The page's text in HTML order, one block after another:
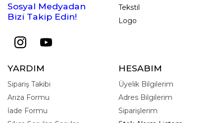
Sosyal Medyadan
Bizi Takip Edin!
Tekstil
Logo
YARDIM
Sipariş Takibi
Arıza Formu
İade Formu
HESABIM
Üyelik Bilgilerim
Adres Bilgilerim
Siparişlerim